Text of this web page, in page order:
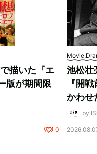
描いた『エ
版が期間限
0
池松壮
『開
かわせ
by